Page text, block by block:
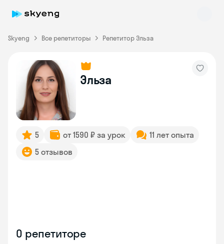
Skyeng Все репетиторы Репетитор Эльза
Эльза
5 от 1590 ₽ за урок
11 лет опыта
5 отзывов
О репетиторе
Skyeng Chat
online